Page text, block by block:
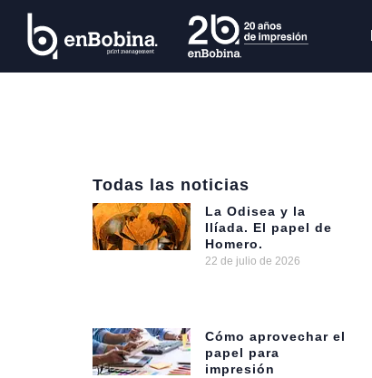
Todas las noticias
La Odisea y la
Ilíada. El papel de
Homero.
22 de julio de 2026
Cómo aprovechar el
papel para
impresión